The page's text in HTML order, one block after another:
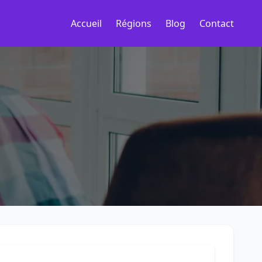
Accueil Régions Blog Contact